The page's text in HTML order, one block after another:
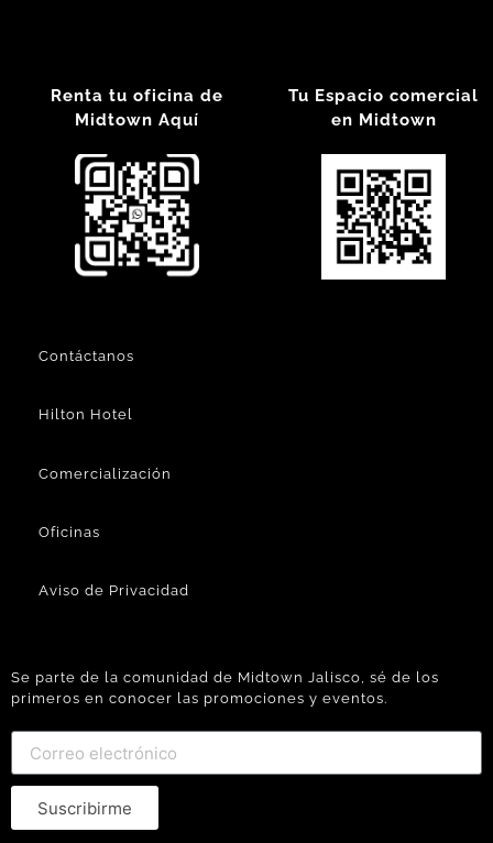
Renta tu oficina de
Midtown Aquí
Tu Espacio comercial
en Midtown
Contáctanos
Hilton Hotel
Comercialización
Oficinas
Aviso de Privacidad
Se parte de la comunidad de Midtown Jalisco, sé de los
primeros en conocer las promociones y eventos.
Suscribirme